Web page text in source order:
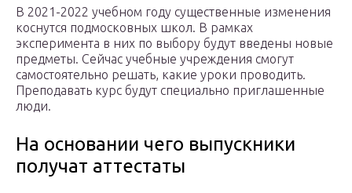
В 2021-2022 учебном году существенные изменения
коснутся подмосковных школ. В рамках
эксперимента в них по выбору будут введены новые
предметы. Сейчас учебные учреждения смогут
самостоятельно решать, какие уроки проводить.
Преподавать курс будут специально приглашенные
люди.
На основании чего выпускники
получат аттестаты